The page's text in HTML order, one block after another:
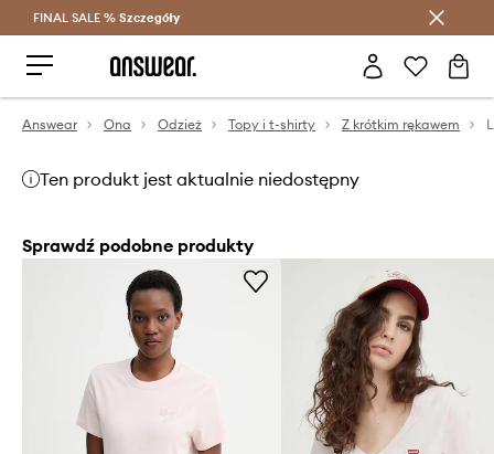
Oszczędzaj z Answear Club >
FINAL SALE % Szczegóły
Answear Ona Odzież Topy i t-shirty Z krótkim rękawem
Ten produkt jest aktualnie niedostępny
Sprawdź podobne produkty